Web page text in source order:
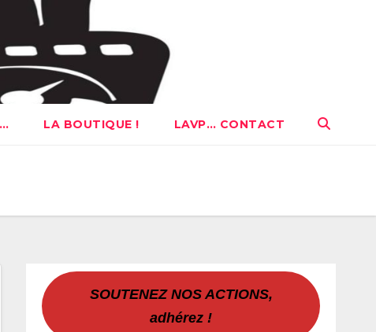
LA BOUTIQUE ! LAVP… CONTACT
SOUTENEZ NOS ACTIONS,
adhérez !